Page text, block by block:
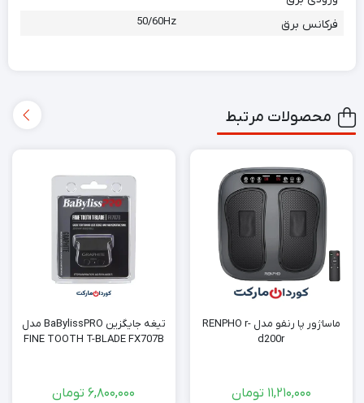
فرکانس برق 50/60Hz
محصولات مرتبط
ماساژور پا رنفو مدل RENPHO r-
d200r
11,210,000 تومان
تیغه جایگزین BaBylissPRO مدل
FINE TOOTH T-BLADE FX707B
6,800,000 تومان